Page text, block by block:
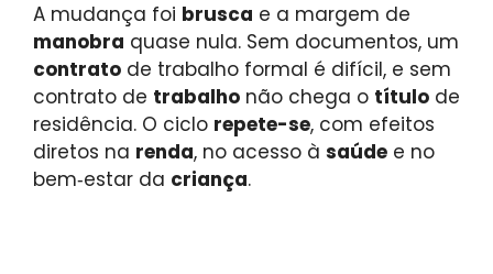
A mudança foi brusca e a margem de
manobra quase nula. Sem documentos, um
contrato de trabalho formal é difícil, e sem
contrato de trabalho não chega o título de
residência. O ciclo repete-se, com efeitos
diretos na renda, no acesso à saúde e no
bem‑estar da criança.